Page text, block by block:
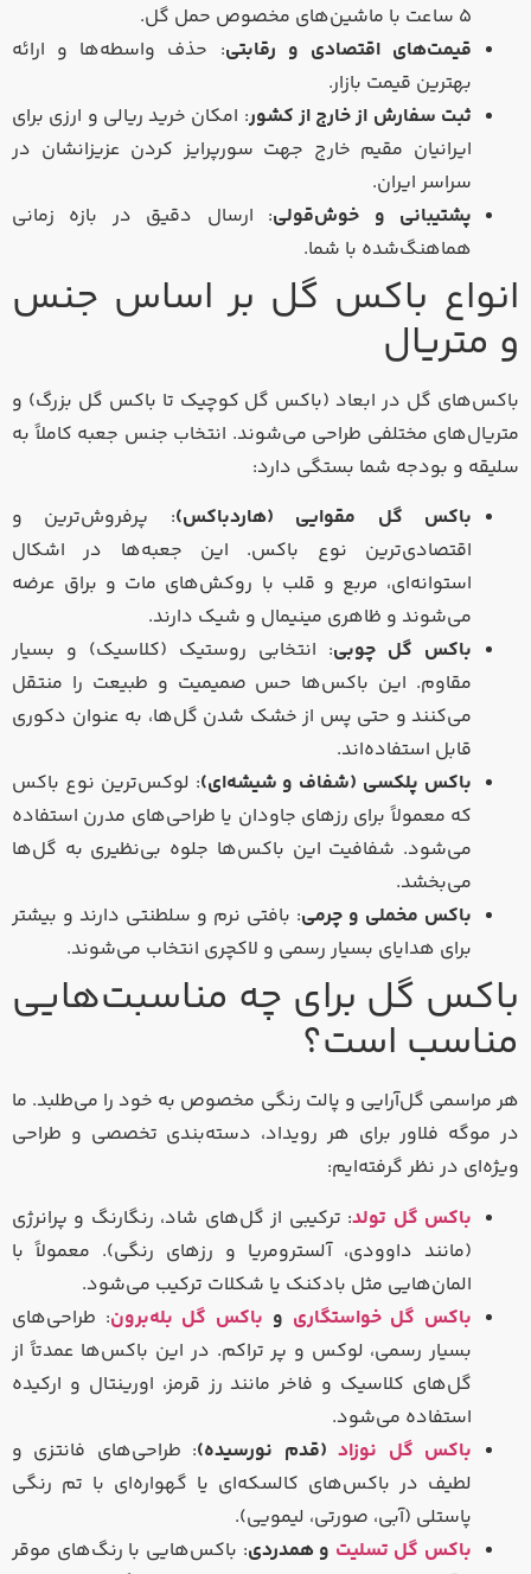
۵ ساعت با ماشین‌های مخصوص حمل گل.
قیمت‌های اقتصادی و رقابتی: حذف واسطه‌ها و ارائه
بهترین قیمت بازار.
ثبت سفارش از خارج از کشور: امکان خرید ریالی و ارزی برای
ایرانیان مقیم خارج جهت سورپرایز کردن عزیزانشان در
سراسر ایران.
پشتیبانی و خوش‌قولی: ارسال دقیق در بازه زمانی
هماهنگ‌شده با شما.
انواع باکس گل بر اساس جنس
و متریال
باکس‌های گل در ابعاد (باکس گل کوچیک تا باکس گل بزرگ) و
متریال‌های مختلفی طراحی می‌شوند. انتخاب جنس جعبه کاملاً به
سلیقه و بودجه شما بستگی دارد:
باکس گل مقوایی (هاردباکس): پرفروش‌ترین و
اقتصادی‌ترین نوع باکس. این جعبه‌ها در اشکال
استوانه‌ای، مربع و قلب با روکش‌های مات و براق عرضه
می‌شوند و ظاهری مینیمال و شیک دارند.
باکس گل چوبی: انتخابی روستیک (کلاسیک) و بسیار
مقاوم. این باکس‌ها حس صمیمیت و طبیعت را منتقل
می‌کنند و حتی پس از خشک شدن گل‌ها، به عنوان دکوری
قابل استفاده‌اند.
باکس پلکسی (شفاف و شیشه‌ای): لوکس‌ترین نوع باکس
که معمولاً برای رزهای جاودان یا طراحی‌های مدرن استفاده
می‌شود. شفافیت این باکس‌ها جلوه بی‌نظیری به گل‌ها
می‌بخشد.
باکس مخملی و چرمی: بافتی نرم و سلطنتی دارند و بیشتر
برای هدایای بسیار رسمی و لاکچری انتخاب می‌شوند.
باکس گل برای چه مناسبت‌هایی
مناسب است؟
هر مراسمی گل‌آرایی و پالت رنگی مخصوص به خود را می‌طلبد. ما
در موگه فلاور برای هر رویداد، دسته‌بندی تخصصی و طراحی
ویژه‌ای در نظر گرفته‌ایم:
باکس گل تولد: ترکیبی از گل‌های شاد، رنگارنگ و پرانرژی
(مانند داوودی، آلسترومریا و رزهای رنگی). معمولاً با
المان‌هایی مثل بادکنک یا شکلات ترکیب می‌شود.
باکس گل خواستگاری و باکس گل بله‌برون: طراحی‌های
بسیار رسمی، لوکس و پر تراکم. در این باکس‌ها عمدتاً از
گل‌های کلاسیک و فاخر مانند رز قرمز، اورینتال و ارکیده
استفاده می‌شود.
باکس گل نوزاد(قدم نورسیده): طراحی‌های فانتزی و
لطیف در باکس‌های کالسکه‌ای یا گهواره‌ای با تم رنگی
پاستلی (آبی، صورتی، لیمویی).
باکس گل تسلیت و همدردی: باکس‌هایی با رنگ‌های موقر